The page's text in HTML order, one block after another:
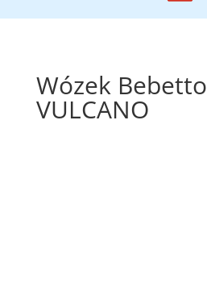
Wózek Bebetto
VULCANO